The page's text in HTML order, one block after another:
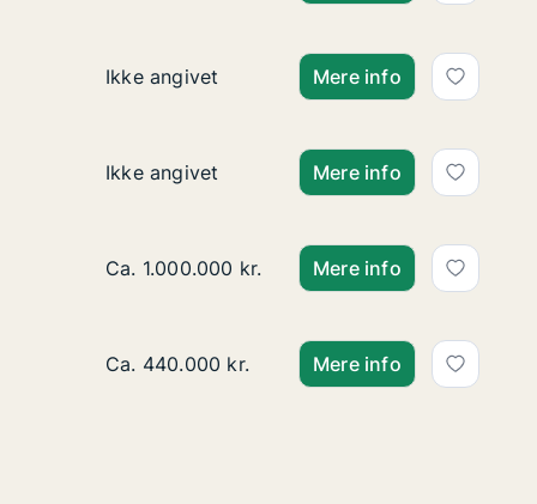
Ca. 120 m2 andelsbolig til salg i 6710 Esbjerg
Ikke angivet Mere info
Ca. 80 m2 andelsbolig til salg i 6700 Esbjerg,
Ikke angivet Mere info
Ca. 110 m2 andelsbolig til salg i 6710 Esbjerg
Ca. 1.000.000 kr. Mere info
Ca. 70 m2 andelsbolig til salg i 6700 Esbjerg,
Ca. 440.000 kr. Mere info